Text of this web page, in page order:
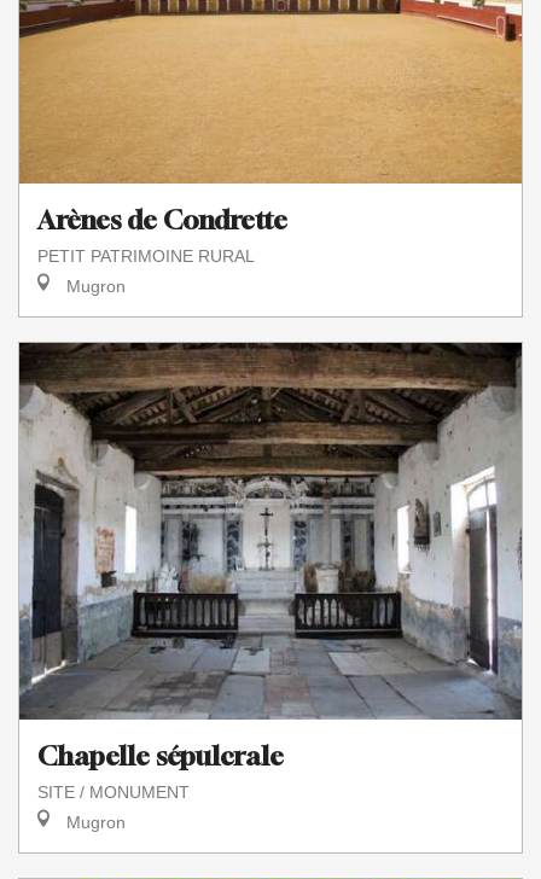
Arènes de Condrette
PETIT PATRIMOINE RURAL
Mugron
Chapelle sépulcrale
SITE / MONUMENT
Mugron